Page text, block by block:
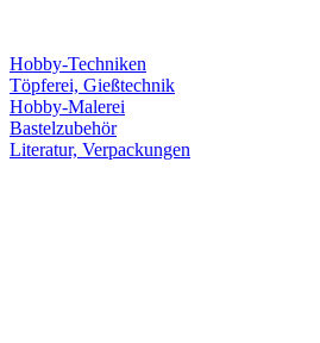
Hobby-Techniken
Töpferei, Gießtechnik
Hobby-Malerei
Bastelzubehör
Literatur, Verpackungen